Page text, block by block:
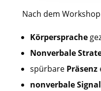
Nach dem
Körpersprache
Nonverbale
spürbarePräsenz
nonverbale